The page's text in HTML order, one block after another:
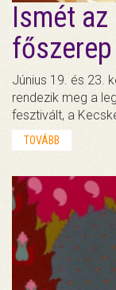
Ismét
Június 19. és 23.
rendezik meg a
fesztivált, a
TOVÁBB